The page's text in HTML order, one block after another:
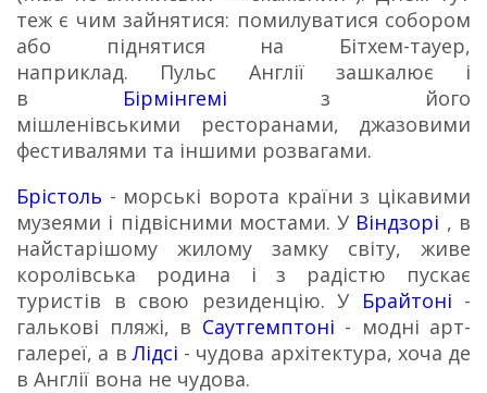
теж є чим зайнятися: помилуватися собором
або піднятися на Бітхем-тауер,
наприклад. Пульс Англії зашкалює і
в Бірмінгемі з його
мішленівськими ресторанами, джазовими
фестивалями та іншими розвагами.
Брістоль - морські ворота країни з цікавими
музеями і підвісними мостами.У Віндзорі , в
найстарішому жилому замку світу, живе
королівська родина і з радістю пускає
туристів в свою резиденцію. У Брайтоні -
галькові пляжі, в Саутгемптоні - модні арт-
галереї, а вЛідсі - чудова архітектура, хоча де
в Англії вона не чудова.